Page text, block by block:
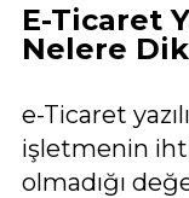
E-Ticaret
Nelere
e-Ticaret
işletmenin
olmadığı